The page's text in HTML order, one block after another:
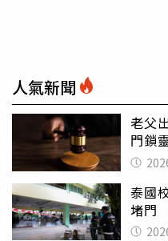
人氣新聞
老父
門鎖
泰國
堵門
鈴響